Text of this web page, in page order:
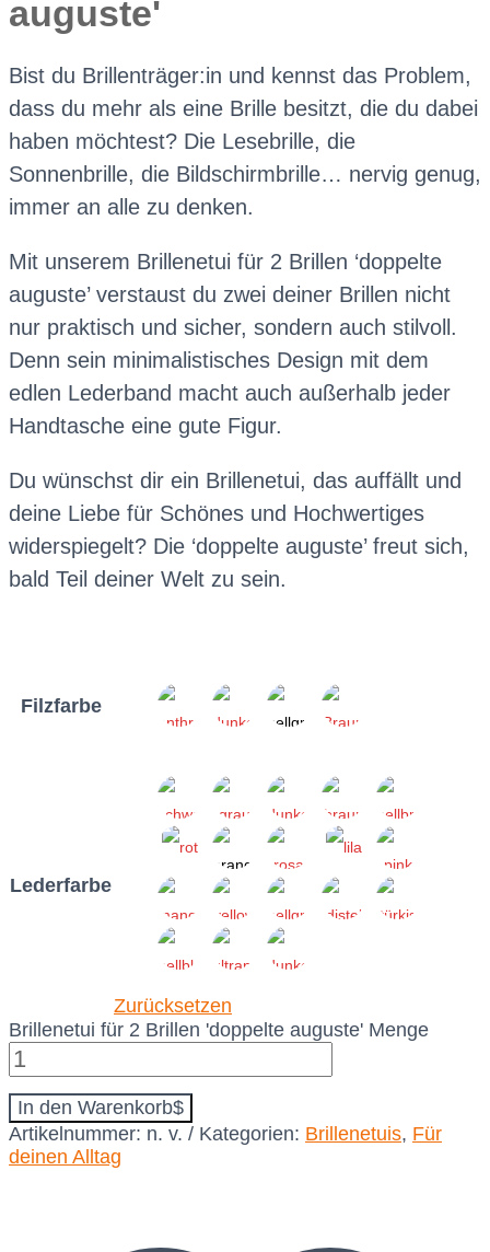
auguste'
Bist du Brillenträger:in und kennst das Problem,
dass du mehr als eine Brille besitzt, die du dabei
haben möchtest? Die Lesebrille, die
Sonnenbrille, die Bildschirmbrille… nervig genug,
immer an alle zu denken.
Mit unserem Brillenetui für 2 Brillen ‘doppelte
auguste’ verstaust du zwei deiner Brillen nicht
nur praktisch und sicher, sondern auch stilvoll.
Denn sein minimalistisches Design mit dem
edlen Lederband macht auch außerhalb jeder
Handtasche eine gute Figur.
Du wünschst dir ein Brillenetui, das auffällt und
deine Liebe für Schönes und Hochwertiges
widerspiegelt? Die ‘doppelte auguste’ freut sich,
bald Teil deiner Welt zu sein.
Filzfarbe
Lederfarbe
Zurücksetzen
Brillenetui für 2 Brillen 'doppelte auguste' Menge
In den Warenkorb
Artikelnummer: n. v. Kategorien: Brillenetuis, Für
deinen Alltag